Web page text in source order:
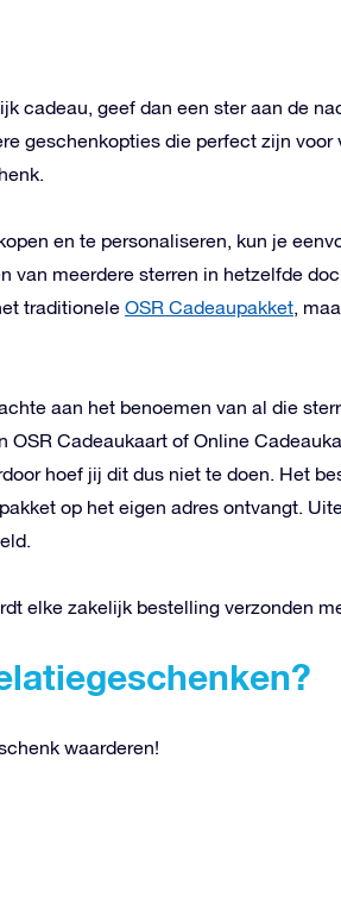
cadeau, geef dan een ster aan de
geschenkopties die perfect zijn voor
en te personaliseren, kun je
van meerdere sterren in hetzelfde
traditionele OSR Cadeaupakket,
aan het benoemen van al die
Cadeaukaart of Online
hoef jij dit dus niet te doen. Het
op het eigen adres ontvangt.
elke zakelijk bestelling verzonden
waarderen!